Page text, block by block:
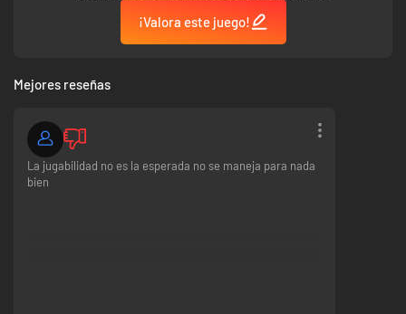
¡Valora este juego!
Mejores reseñas
La jugabilidad no es la esperada no se maneja para nada
bien